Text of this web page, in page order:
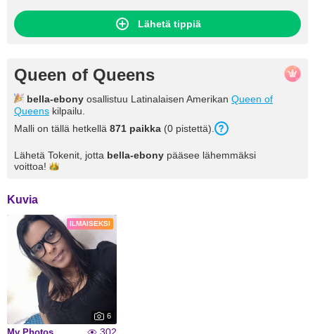
Lähetä tippiä
Queen of Queens
bella-ebony osallistuu Latinalaisen Amerikan Queen of
Queens kilpailu.
Malli on tällä hetkellä 871 paikka (0 pistettä).
Lähetä Tokenit, jotta bella-ebony pääsee lähemmäksi
voittoa!
Kuvia
ILMAISEKSI
6